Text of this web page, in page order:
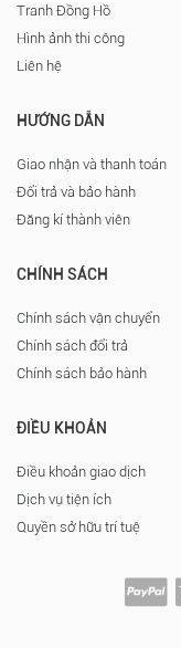
Tranh Đồng Hồ
Hình ảnh thi công
Liên hệ
HƯỚNG DẪN
Giao nhận và thanh toán
Đổi trả và bảo hành
Đăng kí thành viên
CHÍNH SÁCH
Chính sách vận chuyển
Chính sách đổi trả
Chính sách bảo hành
ĐIỀU KHOẢN
Điều khoản giao dịch
Dịch vụ tiện ích
Quyền sở hữu trí tuệ